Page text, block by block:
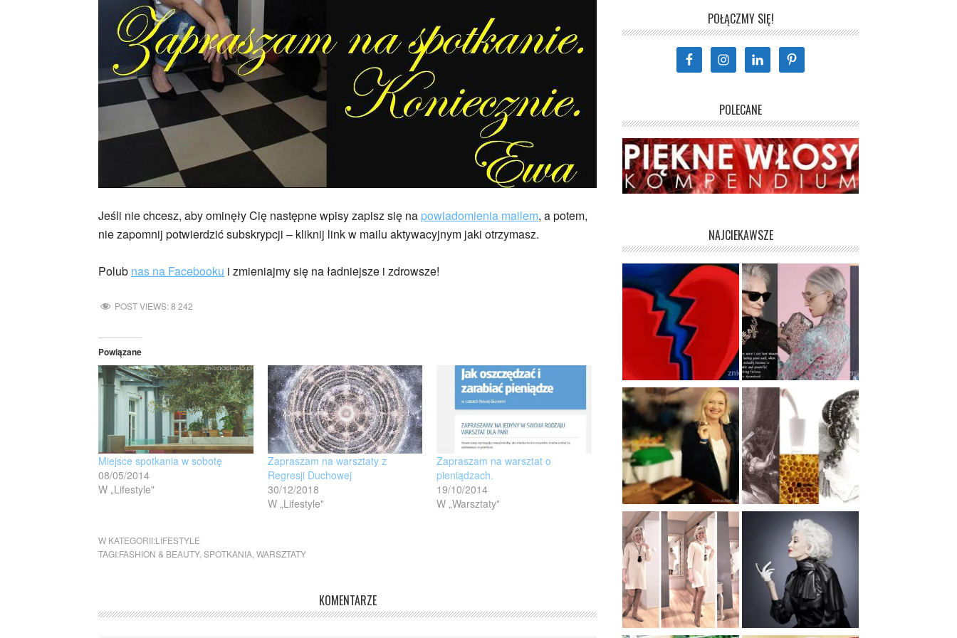
Jeśli nie chcesz, aby ominęły Cię następne wpisy zapisz się na powiadomienia mailem, a potem,
nie zapomnij potwierdzić subskrypcji – kliknij link w mailu aktywacyjnym jaki otrzymasz.
Polub nas na Facebooku i zmieniajmy się na ładniejsze i zdrowsze!
POST VIEWS:8 242
Powiązane
Miejsce spotkania w sobotę
08/05/2014
W „Lifestyle"
Zapraszam na warsztaty z
Regresji Duchowej
30/12/2018
W „Lifestyle"
Zapraszam na warsztat o
pieniądzach.
19/10/2014
W „Warsztaty"
W KATEGORII:LIFESTYLE
TAGI:FASHION & BEAUTY, SPOTKANIA WARSZTATY
KOMENTARZE
POŁĄCZMY SIĘ!
POLECANE
NAJCIEKAWSZE